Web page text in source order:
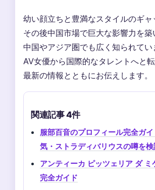
幼い顔立ちと豊満なスタイルのギ
その後中国市場で巨大な影響力を
中国やアジア圏でも広く知られて
AV女優から国際的なタレントへと
最新の情報とともにお伝えします。
関連記事 4件
服部百音のプロフィール完全ガ
気・ストラディバリウスの噂を検
アンティーカ ピッツェリア ダ
完全ガイド